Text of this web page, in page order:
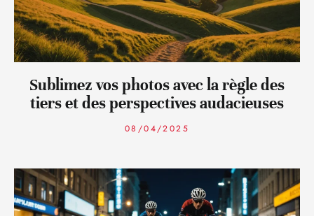
Sublimez vos photos avec la règle des
tiers et des perspectives audacieuses
08/04/2025